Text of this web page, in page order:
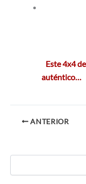
Este 4x4
auténtico…
ANTERIOR